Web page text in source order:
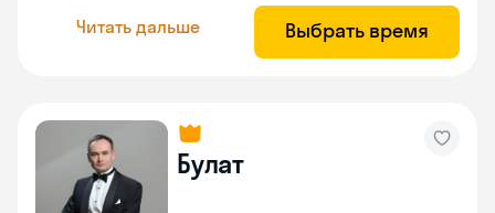
Читать дальше Выбрать время
Булат